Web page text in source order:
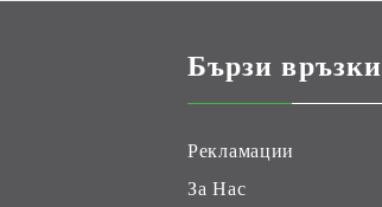
Бързи връзки
Рекламации
За Нас